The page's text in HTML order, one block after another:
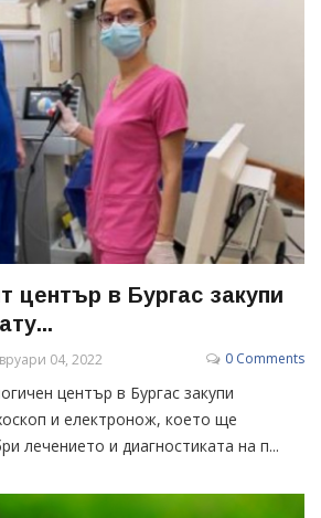
център в Бургас закупи
04, 2022 0 Comments
център в Бургас закупи
и електронож, което ще
лечението и диагностиката на п...